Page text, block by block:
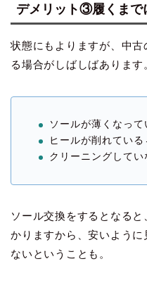
デメリット③履くまで
状態にもよりますが、中
る場合がしばしばあります
ソールが薄くなっ
ヒールが削れてい
クリーニングして
ソール交換をするとなる
かりますから、安いように
ないということも。